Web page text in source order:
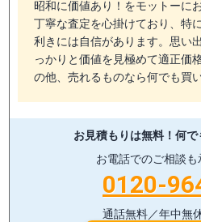
昭和に価値あり！をモットーに
丁寧な査定を心掛けており、特
利きには自信があります。思い
っかりと価値を見極めて適正価
の他、売れるものなら何でも買
お見積もりは無料！ 何で
お電話でのご相談
0120-
通話無料／年中無